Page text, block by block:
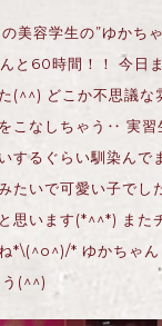
美容学生の”ゆかち
と60時間！！ 今日
(^^) どこか不思議な
こなしちゃう‥ 実習
するぐらい馴染んで
たいで可愛い子でし
思います(*^^*) また
*\(^o^)/* ゆかちゃ
う(^^)